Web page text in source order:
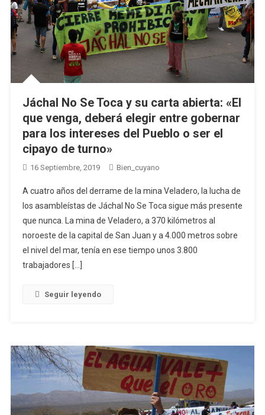
Jáchal No Se Toca y su carta abierta: «El
que venga, deberá elegir entre gobernar
para los intereses del Pueblo o ser el
cipayo de turno»
16 Septiembre, 2019 Bien_cuyano
A cuatro años del derrame de la mina Veladero, la lucha de
los asambleístas de Jáchal No Se Toca sigue más presente
que nunca. La mina de Veladero, a 370 kilómetros al
noroeste de la capital de San Juan y a 4.000 metros sobre
el nivel del mar, tenía en ese tiempo unos 3.800
trabajadores […]
Seguir leyendo